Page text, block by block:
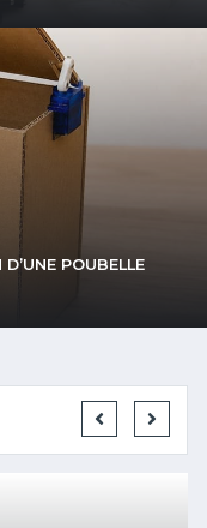
POUBELLE